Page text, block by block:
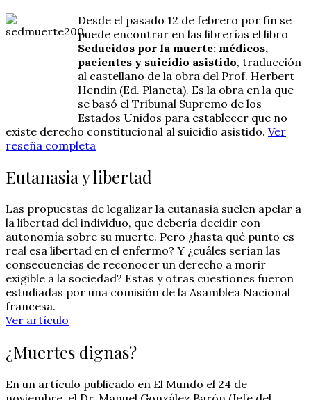
Desde el pasado 12 de febrero por fin se
puede encontrar en las librerías el libro
Seducidos por la muerte: médicos,
pacientes y suicidio asistido, traducción
al castellano de la obra del Prof. Herbert
Hendin (Ed. Planeta). Es la obra en la que
se basó el Tribunal Supremo de los
Estados Unidos para establecer que no
existe derecho constitucional al suicidio asistido. Ver
reseña completa
Eutanasia y libertad
Las propuestas de legalizar la eutanasia suelen apelar a
la libertad del individuo, que debería decidir con
autonomía sobre su muerte. Pero ¿hasta qué punto es
real esa libertad en el enfermo? Y ¿cuáles serían las
consecuencias de reconocer un derecho a morir
exigible a la sociedad? Estas y otras cuestiones fueron
estudiadas por una comisión de la Asamblea Nacional
francesa.
Ver artículo
¿Muertes dignas?
En un artículo publicado en El Mundo el 24 de